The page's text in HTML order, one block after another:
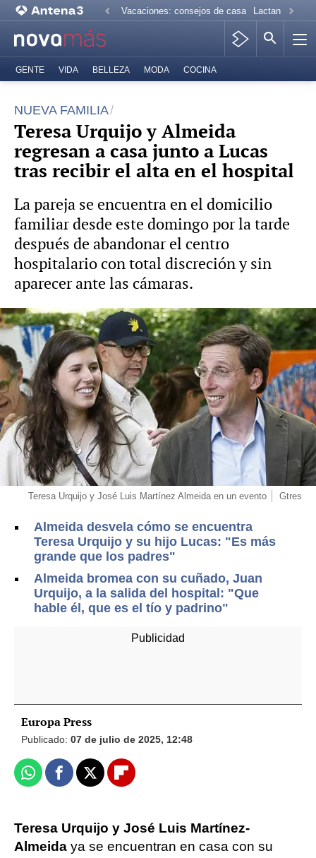
Vacaciones: consejos de casa Lactancia
GENTE VIDA BELLEZA MODA COCINA
NUEVA FAMILIA
Teresa Urquijo y Almeida
regresan a casa junto a Lucas
tras recibir el alta en el hospital
La pareja se encuentra en el domicilio
familiar desde este domingo por la tarde
después de abandonar el centro
hospitalario con total discreción y sin
aparecer ante las cámaras.
Teresa Urquijo y José Luis Martínez Almeida en un evento Gtres
Almeida desvela cómo se encuentra
Teresa Urquijo y su hijo Lucas: "Es más
grande que los padres"
Almeida bromea con su cuñado, Juan
Urquijo, a la salida del hospital: "Que
hable él, que es el tío y padrino"
Europa Press
Publicado: 07 de julio de 2025, 12:48
WhatsappFacebook
X Flipboard
Teresa Urquijo y José Luis Martínez-
Almeida ya se encuentran en casa con su